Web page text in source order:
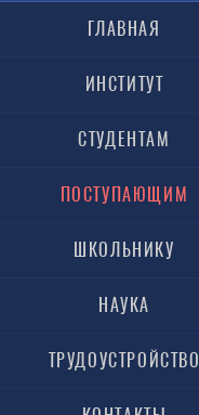
ГЛАВНАЯ
ИНСТИТУТ
СТУДЕНТАМ
ПОСТУПАЮЩИМ
ШКОЛЬНИКУ
НАУКА
ТРУДОУСТРОЙСТВО